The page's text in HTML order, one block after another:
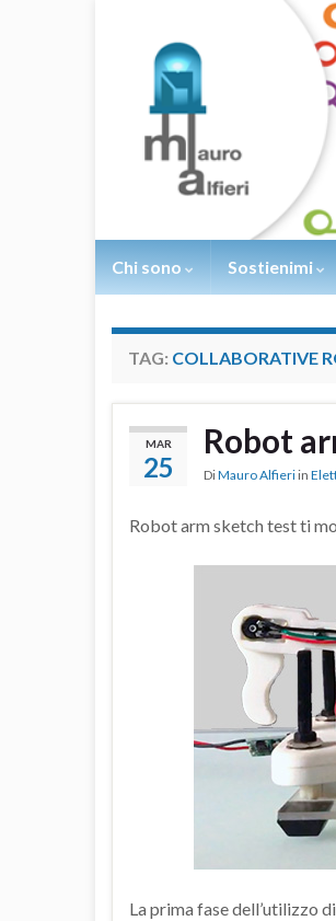
Chi sono Sostienimi
TAG: COLLABORATIVE
MAR
25
Robot
DiMauro Alfieri in
Robot arm sketch test ti
La prima fase dell’utilizzo